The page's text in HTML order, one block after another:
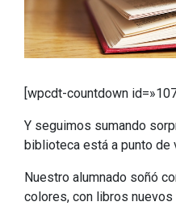
[wpcdt-countdown
Y seguimos sumando
biblioteca está a punto de
Nuestro alumnado soñó
colores, con libros nuevos